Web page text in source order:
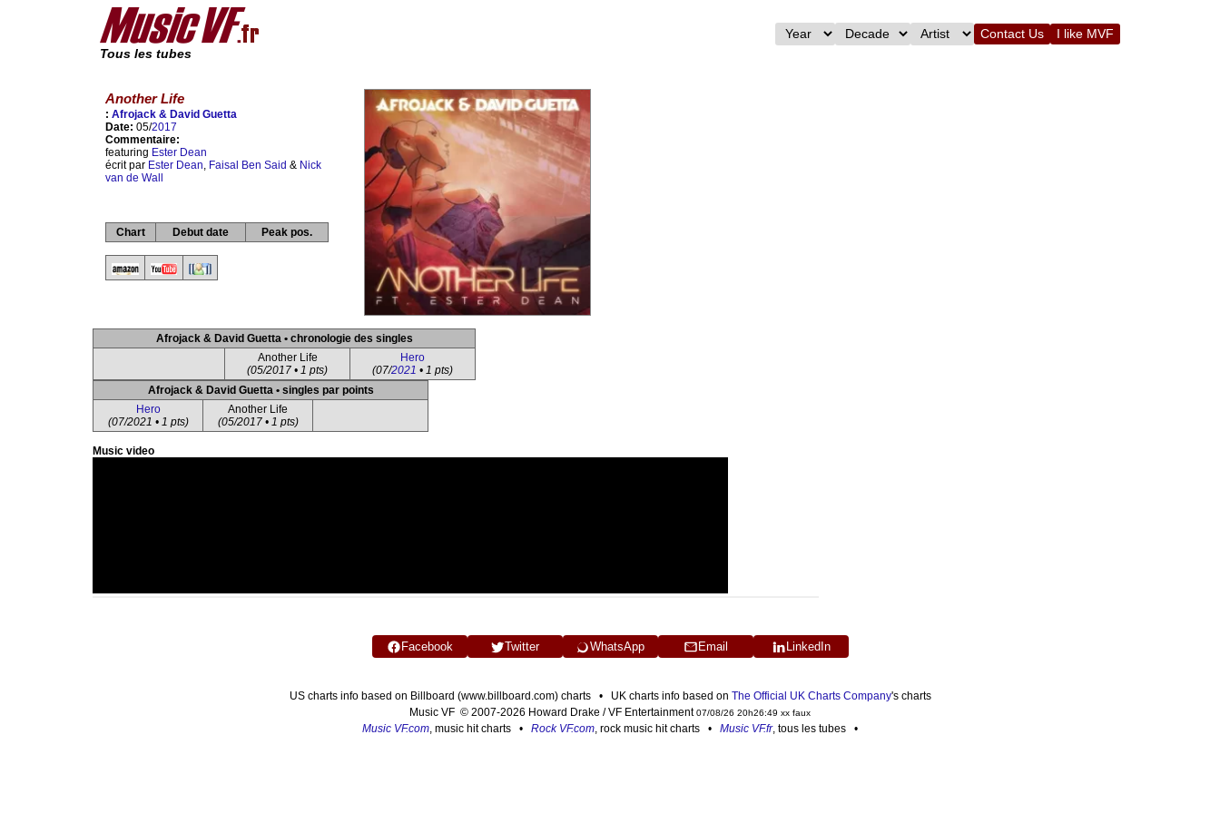
Tous les tubes
Contact Us I like MVF
Another Life
: Afrojack & David Guetta
Date: 05/2017
Commentaire:
featuring Ester Dean
écrit par Ester Dean, Faisal Ben Said & Nick
van de Wall
Chart Debut date Peak pos.
Afrojack & David Guetta • chronologie des singles
Another Life
(05/2017 • 1 pts)
Hero
(07/2021 • 1 pts)
Afrojack & David Guetta • singles par points
Hero
(07/2021 • 1 pts)
Another Life
(05/2017 • 1 pts)
Music video
Facebook Twitter WhatsApp Email LinkedIn
US charts info based on Billboard (www.billboard.com) charts • UK charts info based on The Official UK Charts Company's charts
Music VF © 2007-2026 Howard Drake / VF Entertainment07/08/26 20h26:49 xx faux
Music VF.com, music hit charts • Rock VF.com, rock music hit charts • Music VF.fr, tous les tubes •